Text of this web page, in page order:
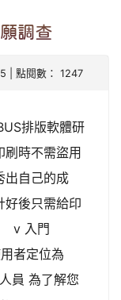
調查
| 點閱數： 1247
排版軟體研
時不需盜用
出自己的成
好後只需給印
v 入門
定位為
為了解您